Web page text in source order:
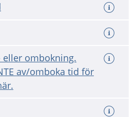
eller ombokning.
av/omboka tid för